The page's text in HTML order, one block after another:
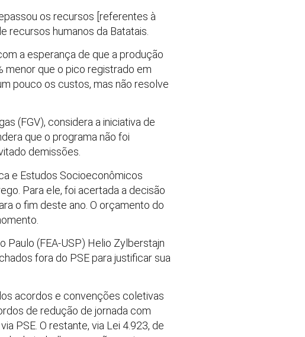
os recursos [referentes à
recursos humanos da Batatais.
a esperança de que a produção
menor que o pico registrado em
pouco os custos, mas não resolve
(FGV), considera a iniciativa de
que o programa não foi
demissões.
e Estudos Socioeconômicos
Para ele, foi acertada a decisão
o fim deste ano. O orçamento do
Paulo (FEA-USP) Helio Zylberstajn
fora do PSE para justificar sua
acordos e convenções coletivas
de redução de jornada com
PSE. O restante, via Lei 4.923, de